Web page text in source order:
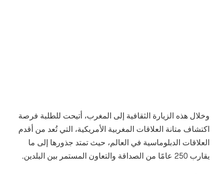
وخلال هذه الزيارة الثقافية إلى المغرب، أتيحت للطلبة فرصة
اكتشاف متانة العلاقات المغربية الأمريكية، التي تُعد من أقدم
العلاقات الدبلوماسية في العالم، حيث تمتد جذورها إلى ما
يقارب 250 عامًا من الصداقة والتعاون المستمر بين البلدين.